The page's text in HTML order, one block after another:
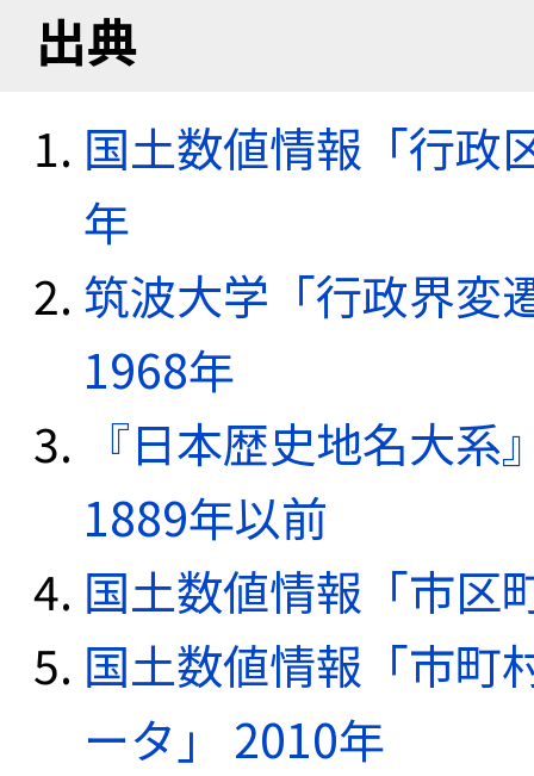
出典
国土数値情報「行政
年
筑波大学「行政界変
1968年
『日本歴史地名大
1889年以前
国土数値情報「市区
国土数値情報「市町
ータ」 2010年